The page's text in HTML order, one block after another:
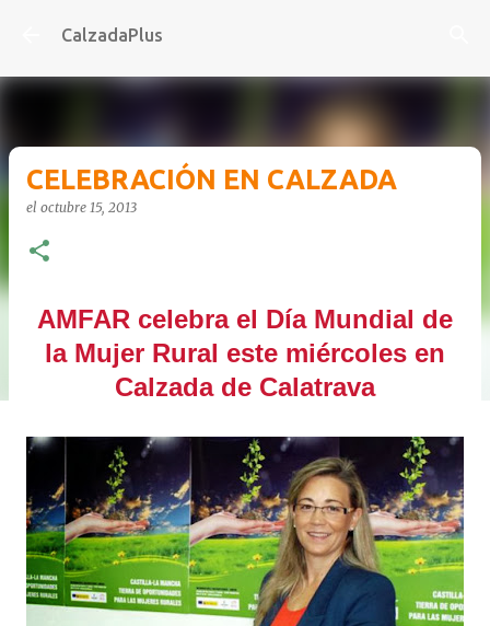
Ir al contenido principal
CalzadaPlus
CELEBRACIÓN EN CALZADA
el octubre 15, 2013
AMFAR celebra el Día Mundial de
la Mujer Rural este miércoles en
Calzada de Calatrava